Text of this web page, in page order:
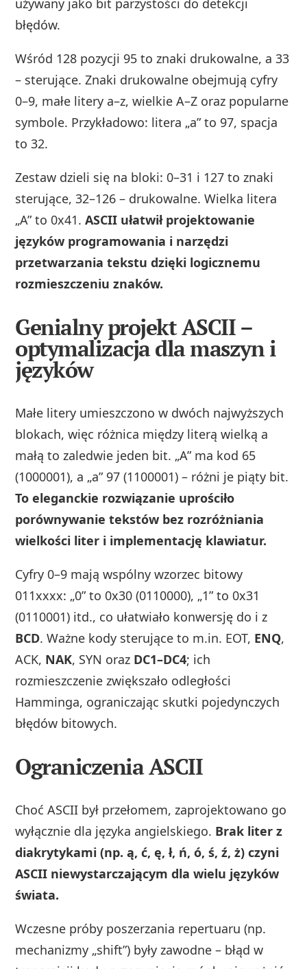
błędów.
Wśród 128 pozycji 95 to znaki drukowalne, a 33
– sterujące. Znaki drukowalne obejmują cyfry
0–9, małe litery a–z, wielkie A–Z oraz popularne
symbole. Przykładowo: litera „a” to 97, spacja
to 32.
Zestaw dzieli się na bloki: 0–31 i 127 to znaki
sterujące, 32–126 – drukowalne. Wielka litera
„A” to 0x41.ASCII ułatwił projektowanie
języków programowania i narzędzi
przetwarzania tekstu dzięki logicznemu
rozmieszczeniu znaków.
Genialny projekt ASCII –
optymalizacja dla maszyn i
języków
Małe litery umieszczono w dwóch najwyższych
blokach, więc różnica między literą wielką a
małą to zaledwie jeden bit. „A” ma kod 65
(1000001), a „a” 97 (1100001) – różni je piąty bit.
To eleganckie rozwiązanie uprościło
porównywanie tekstów bez rozróżniania
wielkości liter i implementację klawiatur.
Cyfry 0–9 mają wspólny wzorzec bitowy
011xxxx: „0” to 0x30 (0110000), „1” to 0x31
(0110001) itd., co ułatwiało konwersję do i z
BCD. Ważne kody sterujące to m.in. EOT, ENQ,
ACK, NAK, SYN oraz DC1–DC4; ich
rozmieszczenie zwiększało odległości
Hamminga, ograniczając skutki pojedynczych
błędów bitowych.
Ograniczenia ASCII
Choć ASCII był przełomem, zaprojektowano go
wyłącznie dla języka angielskiego. Brak liter z
diakrytykami (np. ą, ć, ę, ł, ń, ó, ś, ź, ż) czyni
ASCII niewystarczającym dla wielu języków
świata.
Wczesne próby poszerzania repertuaru (np.
mechanizmy „shift”) były zawodne – błąd w